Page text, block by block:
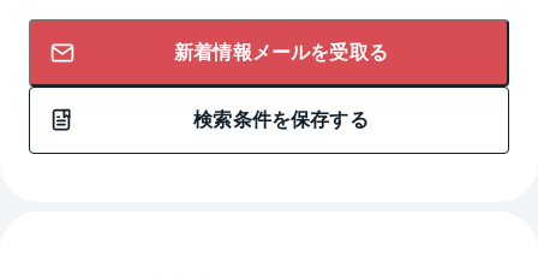
新着情報メールを受取る
検索条件を保存する